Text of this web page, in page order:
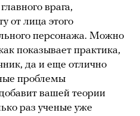
врага,
от лица этого
персонажа. Можно
показывает практика,
да и еще отлично
проблемы
вашей теории
раз ученые уже